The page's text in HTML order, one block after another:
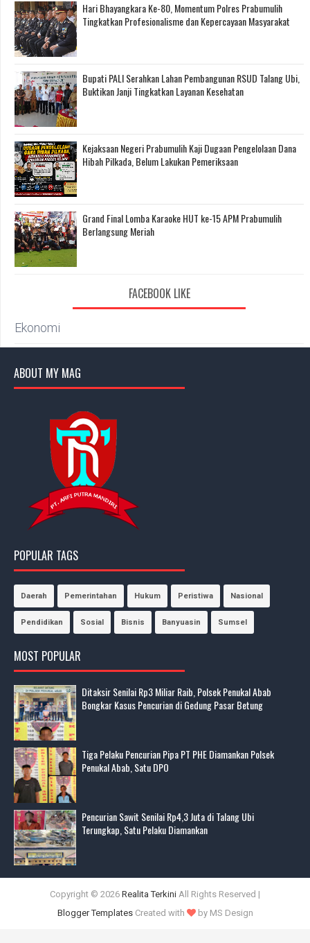
Hari Bhayangkara Ke-80, Momentum Polres Prabumulih
Tingkatkan Profesionalisme dan Kepercayaan Masyarakat
Bupati PALI Serahkan Lahan Pembangunan RSUD Talang Ubi,
Buktikan Janji Tingkatkan Layanan Kesehatan
Kejaksaan Negeri Prabumulih Kaji Dugaan Pengelolaan Dana
Hibah Pilkada, Belum Lakukan Pemeriksaan
Grand Final Lomba Karaoke HUT ke-15 APM Prabumulih
Berlangsung Meriah
FACEBOOK LIKE
Ekonomi
ABOUT MY MAG
POPULAR TAGS
Daerah Pemerintahan Hukum Peristiwa Nasional
Pendidikan Sosial Bisnis Banyuasin Sumsel
MOST POPULAR
Ditaksir Senilai Rp3 Miliar Raib, Polsek Penukal Abab
Bongkar Kasus Pencurian di Gedung Pasar Betung
Tiga Pelaku Pencurian Pipa PT PHE Diamankan Polsek
Penukal Abab, Satu DPO
Pencurian Sawit Senilai Rp4,3 Juta di Talang Ubi
Terungkap, Satu Pelaku Diamankan
Copyright © 2026 Realita Terkini All Rights Reserved |
Blogger TemplatesCreated with by MS Design